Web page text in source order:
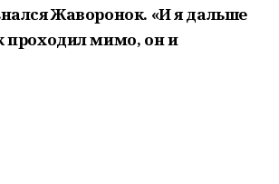
Жаворонок. «И я дальше
проходил мимо, он и